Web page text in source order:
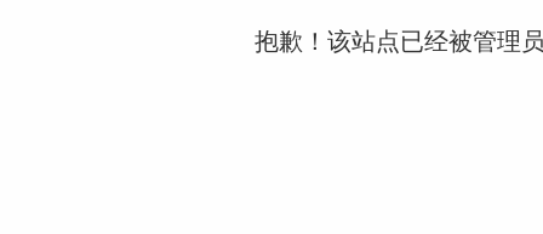
抱歉！该站点已经被管理